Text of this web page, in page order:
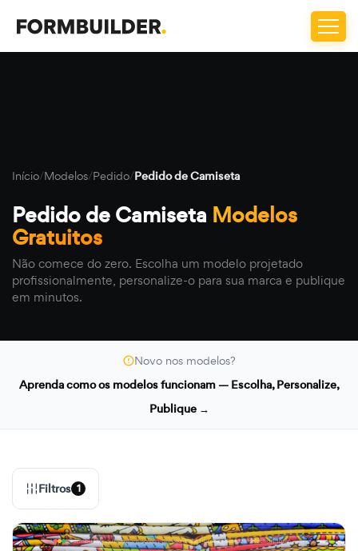
Início/Modelos/Pedido/Pedido de Camiseta
Pedido de Camiseta Modelos
Gratuitos
Não comece do zero. Escolha um modelo projetado
profissionalmente, personalize-o para sua marca e publique
em minutos.
Novo nos modelos?
Aprenda como os modelos funcionam — Escolha, Personalize,
Publique →
Filtros 1
formbuilder.ai/f/custom-screen-printed-t-shirt-bulk-order-size-selection-form